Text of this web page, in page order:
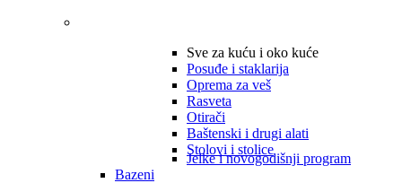
Sve za kuću i oko kuće
Posuđe i staklarija
Oprema za veš
Rasveta
Otirači
Baštenski i drugi alati
Stolovi i stolice
Jelke i novogodišnji program
Bazeni